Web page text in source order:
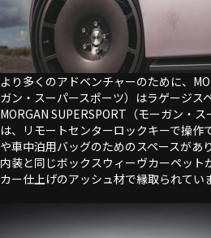
より多くのアドベンチャーのために、
ガン・スーパースポーツ）はラゲージス
MORGAN SUPERSPORT（モーガン・
は、リモートセンターロックキーで操作
や車中泊用バッグのためのスペースがあり
内装と同じボックスウィーヴカーペット
カー仕上げのアッシュ材で縁取られてい